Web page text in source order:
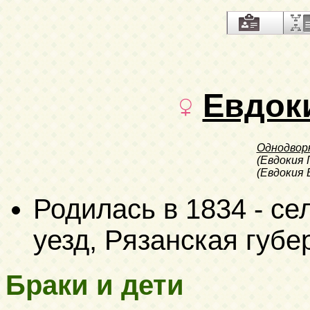
(Евдокия
(Евдокия
Родилась в 1834 -
уезд, Рязанская
Браки и дети